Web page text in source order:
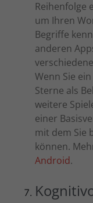
Reihenfolge
um Ihren
Begriffe
anderen
Wenn Sie
Sterne als
weitere
einer
mit dem Sie
können.
Android.